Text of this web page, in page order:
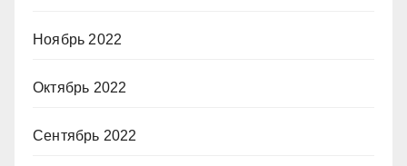
Ноябрь 2022
Октябрь 2022
Сентябрь 2022